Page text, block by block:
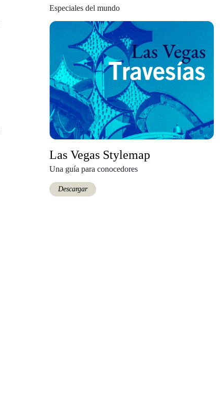
Especiales del mundo
Las Vegas Stylemap
Una guía para conocedores
Descargar